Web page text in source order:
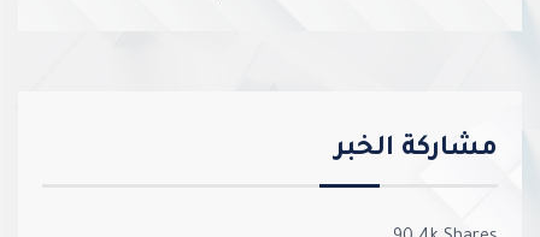
مشاركة الخبر